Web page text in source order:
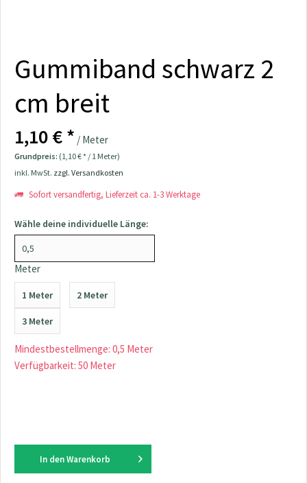
Gummiband schwarz 2
cm breit
1,10 € * / Meter
Grundpreis: (1,10 € * / 1 Meter)
inkl. MwSt. zzgl. Versandkosten
Sofort versandfertig, Lieferzeit ca. 1-3 Werktage
Wähle deine individuelle Länge:
Meter
1 Meter 2 Meter
3 Meter
Mindestbestellmenge: 0,5 Meter
Verfügbarkeit: 50 Meter
In den Warenkorb